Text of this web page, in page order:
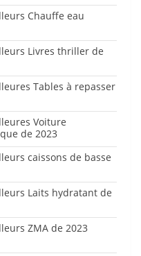
Chauffe eau
Livres thriller de
Tables à repasser
Voiture
de 2023
caissons de basse
Laits hydratant de
ZMA de 2023